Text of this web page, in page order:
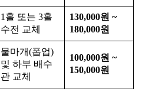
1홀 또는 3홀
수전 교체
130,000원 ~
180,000원
물마개(폽업)
및 하부 배수
관 교체
100,000원 ~
150,000원